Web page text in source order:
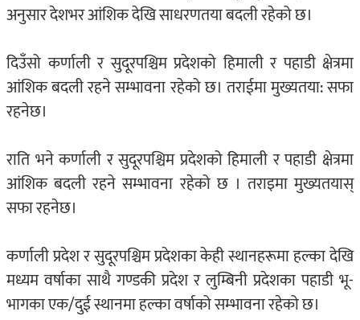
अनुसार देशभर आंशिक देखि साधरणतया बदली रहेको छ।
दिउँसो कर्णाली र सुदूरपश्चिम प्रदेशको हिमाली र पहाडी क्षेत्रमा
आंशिक बदली रहने सम्भावना रहेको छ। तराईमा मुख्यतया: सफा
रहनेछ।
राति भने कर्णाली र सुदूरपश्चिम प्रदेशको हिमाली र पहाडी क्षेत्रमा
आंशिक बदली रहने सम्भावना रहेको छ । तराइमा मुख्यतयास्
सफा रहनेछ।
कर्णाली प्रदेश र सुदूरपश्चिम प्रदेशका केही स्थानहरूमा हल्का देखि
मध्यम वर्षाका साथै गण्डकी प्रदेश र लुम्बिनी प्रदेशका पहाडी भू-
भागका एक/दुई स्थानमा हल्का वर्षाको सम्भावना रहेको छ।